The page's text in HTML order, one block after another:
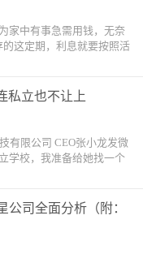
家中有事急需用钱，无奈
这定期，利息就要按照活
私立也不让上
有限公司 CEO张小龙发微
学校，我准备给她找一个
公司全面分析（附：